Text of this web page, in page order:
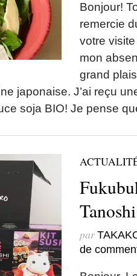
Bonjour!
remercie
votre
mon
grand
japonaise. J’ai reçu
soja BIO! Je pense
Tanoshi
par
de